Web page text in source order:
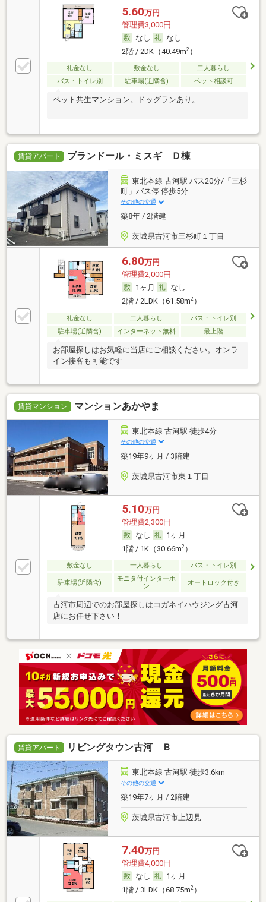
5.60万円
管理費3,000円
なし
なし
2階 / 2DK（40.49m2）
礼金なし 敷金なし
二人暮らし
バス・トイレ別
駐車場(近隣含) ペット相談可
ペット共生マンション。ドッグランあり。
賃貸アパート プランドール・ミスギ Ｄ棟
東北本線 古河駅 バス20分/「三杉
町」バス停 停歩5分
その他の交通
築8年 / 2階建
茨城県古河市三杉町１丁目
6.80万円
管理費2,000円
1ヶ月
なし
2階 / 2LDK（61.58m2）
礼金なし 二人暮らし
バス・トイレ別
駐車場(近隣含)
インターネット無料 最上階
お部屋探しはお気軽に当店にご相談ください。オンラ
イン接客も可能です
賃貸マンション マンションあかやま
東北本線 古河駅 徒歩4分
その他の交通
築19年9ヶ月 / 3階建
茨城県古河市東１丁目
5.10万円
管理費2,300円
なし
1ヶ月
1階 / 1K（30.66m2）
敷金なし 一人暮らし バス・トイレ別
駐車場(近隣含)
モニタ付インターホ
ン
オートロック付き
古河市周辺でのお部屋探しはコガネイハウジング古河
店にお任せ下さい！
賃貸アパート リビングタウン古河 Ｂ
東北本線 古河駅 徒歩3.6km
その他の交通
築19年7ヶ月 / 2階建
茨城県古河市上辺見
7.40万円
管理費4,000円
なし
1ヶ月
1階 / 3LDK（68.75m2）